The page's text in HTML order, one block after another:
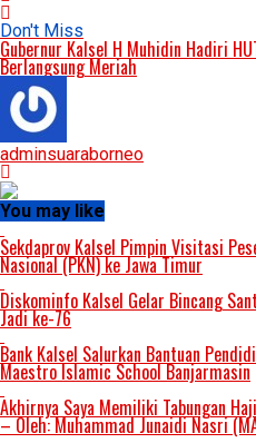
Don't Miss
Gubernur Kalsel H Muhidin Hadiri
Berlangsung Meriah
adminsuaraborneo
You may like
Sekdaprov Kalsel Pimpin Visitasi
Nasional (PKN) ke Jawa Timur
Diskominfo Kalsel Gelar Bincang
Jadi ke-76
Bank Kalsel Salurkan Bantuan
Maestro Islamic School Banjarmasin
Akhirnya Saya Memiliki Tabungan
– Oleh: Muhammad Junaidi Nasri